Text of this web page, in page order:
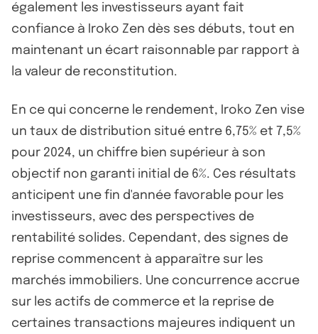
également les investisseurs ayant fait
confiance à Iroko Zen dès ses débuts, tout en
maintenant un écart raisonnable par rapport à
la valeur de reconstitution.
En ce qui concerne le rendement, Iroko Zen vise
un taux de distribution situé entre 6,75% et 7,5%
pour 2024, un chiffre bien supérieur à son
objectif non garanti initial de 6%. Ces résultats
anticipent une fin d'année favorable pour les
investisseurs, avec des perspectives de
rentabilité solides. Cependant, des signes de
reprise commencent à apparaître sur les
marchés immobiliers. Une concurrence accrue
sur les actifs de commerce et la reprise de
certaines transactions majeures indiquent un